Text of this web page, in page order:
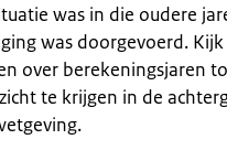
was in die oudere
was doorgevoerd. Kijk
over berekeningsjaren
te krijgen in de